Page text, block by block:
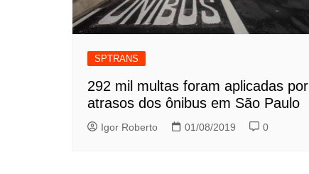
SPTRANS
292 mil multas foram aplicadas por
atrasos dos ônibus em São Paulo
Igor Roberto 01/08/2019 0